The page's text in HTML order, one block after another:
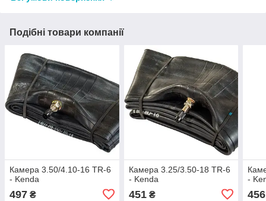
Подібні товари компанії
Камера 3.50/4.10-16 TR-6
- Kenda
497 ₴
Камера 3.25/3.50-18 TR-6
- Kenda
451₴
-
456